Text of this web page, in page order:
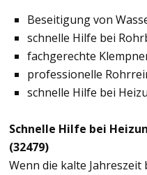
Beseitigung von
schnelle Hilfe bei
fachgerechte
professionelle
schnelle Hilfe bei
Schnelle Hilfe bei
(32479)
Wenn die kalte